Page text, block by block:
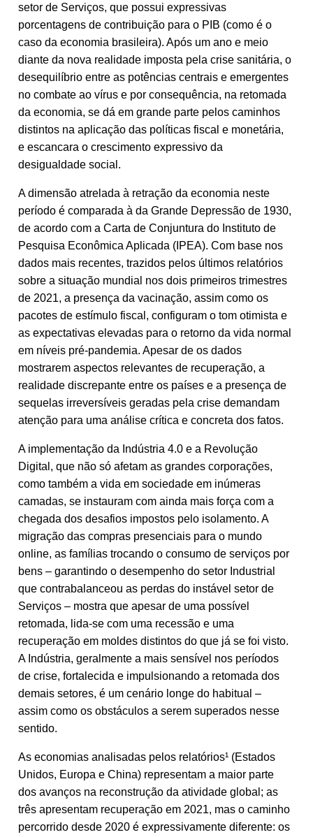
setor de Serviços, que possui expressivas
porcentagens de contribuição para o PIB (como é o
caso da economia brasileira). Após um ano e meio
diante da nova realidade imposta pela crise sanitária, o
desequilíbrio entre as potências centrais e emergentes
no combate ao vírus e por consequência, na retomada
da economia, se dá em grande parte pelos caminhos
distintos na aplicação das políticas fiscal e monetária,
e escancara o crescimento expressivo da
desigualdade social.
A dimensão atrelada à retração da economia neste
período é comparada à da Grande Depressão de 1930,
de acordo com a Carta de Conjuntura do Instituto de
Pesquisa Econômica Aplicada (IPEA). Com base nos
dados mais recentes, trazidos pelos últimos relatórios
sobre a situação mundial nos dois primeiros trimestres
de 2021, a presença da vacinação, assim como os
pacotes de estímulo fiscal, configuram o tom otimista e
as expectativas elevadas para o retorno da vida normal
em níveis pré-pandemia. Apesar de os dados
mostrarem aspectos relevantes de recuperação, a
realidade discrepante entre os países e a presença de
sequelas irreversíveis geradas pela crise demandam
atenção para uma análise crítica e concreta dos fatos.
A implementação da Indústria 4.0 e a Revolução
Digital, que não só afetam as grandes corporações,
como também a vida em sociedade em inúmeras
camadas, se instauram com ainda mais força com a
chegada dos desafios impostos pelo isolamento. A
migração das compras presenciais para o mundo
online, as famílias trocando o consumo de serviços por
bens – garantindo o desempenho do setor Industrial
que contrabalanceou as perdas do instável setor de
Serviços – mostra que apesar de uma possível
retomada, lida-se com uma recessão e uma
recuperação em moldes distintos do que já se foi visto.
A Indústria, geralmente a mais sensível nos períodos
de crise, fortalecida e impulsionando a retomada dos
demais setores, é um cenário longe do habitual –
assim como os obstáculos a serem superados nesse
sentido.
As economias analisadas pelos relatórios¹ (Estados
Unidos, Europa e China) representam a maior parte
dos avanços na reconstrução da atividade global; as
três apresentam recuperação em 2021, mas o caminho
percorrido desde 2020 é expressivamente diferente: os